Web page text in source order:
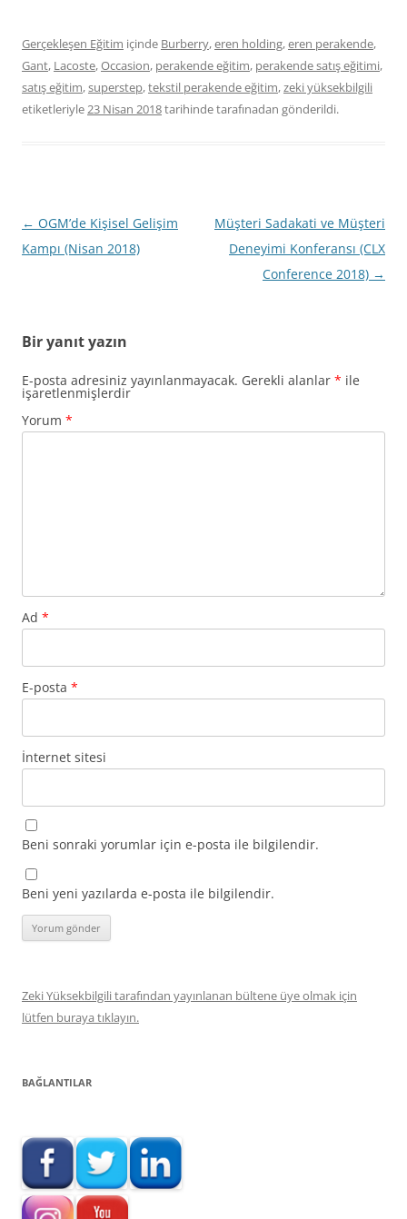
Gerçekleşen Eğitim içinde Burberry,eren holding,eren perakende,
Gant, Lacoste,Occasion, perakende eğitim, perakende satış eğitimi,
satış eğitim,superstep,tekstil perakende eğitim,zeki yüksekbilgili
etiketleriyle23 Nisan 2018tarihindetarafınadan gönderildi.
Yazı
dolaşımı
← OGM’de Kişisel Gelişim
Kampı (Nisan 2018)
Müşteri Sadakati ve Müşteri
Deneyimi Konferansı (CLX
Conference 2018) →
Bir yanıt yazın
E-posta adresiniz yayınlanmayacak. Gerekli alanlar * ile
işaretlenmişlerdir
Yorum *
Ad *
E-posta *
İnternet sitesi
Beni sonraki yorumlar için e-posta ile bilgilendir.
Beni yeni yazılarda e-posta ile bilgilendir.
Zeki Yüksekbilgili tarafından yayınlanan bültene üye olmak için
lütfen buraya tıklayın.
BAĞLANTILAR